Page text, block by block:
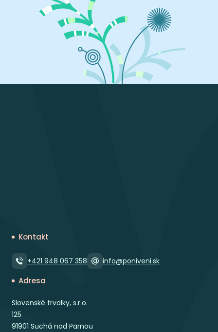
Kontakt
+421 948 067 358 info@poniveni.sk
Adresa
Slovenské trvalky, s.r.o.
125
91901 Suchá nad Parnou